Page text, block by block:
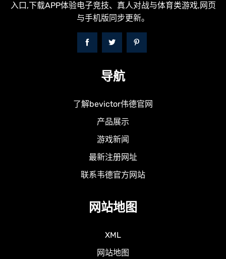
入口,下载APP体验电子竞技、真人对战与体育类游戏,网页
与手机版同步更新。
导航
了解bevictor伟德官网
产品展示
游戏新闻
最新注册网址
联系韦德官方网站
网站地图
XML
网站地图